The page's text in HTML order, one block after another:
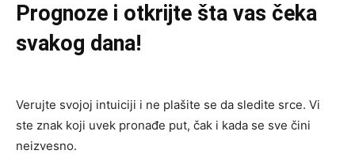
Prognoze i otkrijte šta vas čeka
svakog dana!
Verujte svojoj intuiciji i ne plašite se da sledite srce. Vi
ste znak koji uvek pronađe put, čak i kada se sve čini
neizvesno.